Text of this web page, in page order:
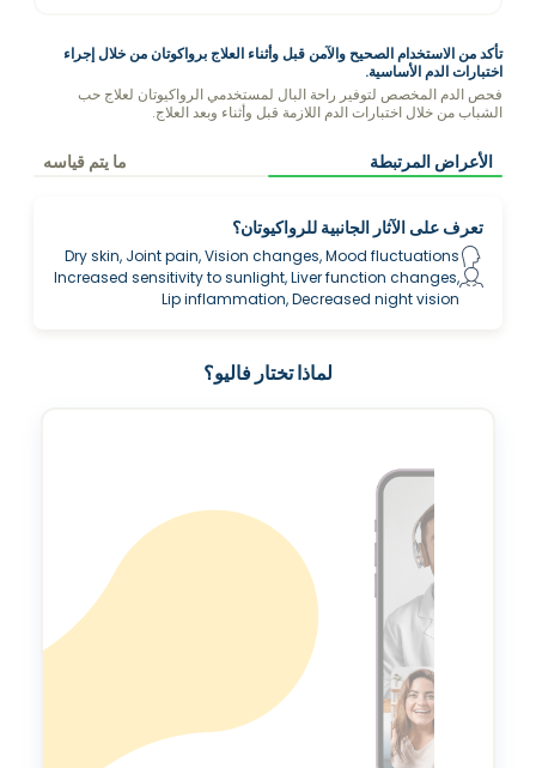
تأكد من الاستخدام الصحيح والآمن قبل وأثناء العلاج برواكوتان من خلال إجراء
اختبارات الدم الأساسية.
فحص الدم المخصص لتوفير راحة البال لمستخدمي الرواكيوتان لعلاج حب
الشباب من خلال اختبارات الدم اللازمة قبل وأثناء وبعد العلاج.
الأعراض المرتبطة ما يتم قياسه
تعرف على الآثار الجانبية للرواكيوتان؟
Dry skin, Joint pain, Vision changes, Mood fluctuations
Increased sensitivity to sunlight, Liver function changes,
Lip inflammation, Decreased night vision
لماذا تختار فاليو؟